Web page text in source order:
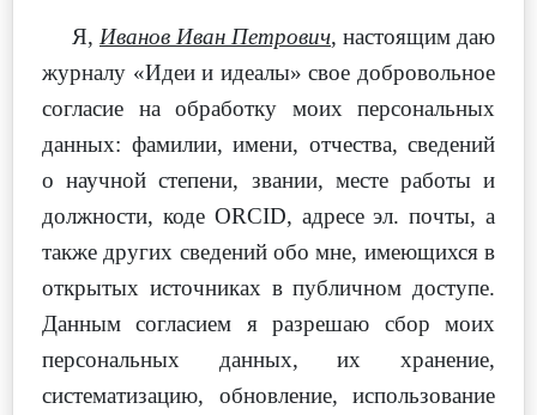
Я, Иванов Иван Петрович, настоящим даю
журналу «Идеи и идеалы» свое добровольное
согласие на обработку моих персональных
данных: фамилии, имени, отчества, сведений
о научной степени, звании, месте работы и
должности, коде ORCID, адресе эл. почты, а
также других сведений обо мне, имеющихся в
открытых источниках в публичном доступе.
Данным согласием я разрешаю сбор моих
персональных данных, их хранение,
систематизацию, обновление, использование